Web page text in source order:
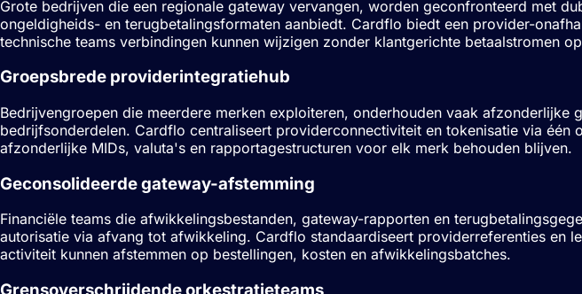
Grote bedrijven die een regionale gateway vervangen, worden geconfronteerd met
ongeldigheids- en terugbetalingsformaten aanbiedt. Cardflo biedt een provider-
technische teams verbindingen kunnen wijzigen zonder klantgerichte betaalstromen
Groepsbrede providerintegratiehub
Bedrijvengroepen die meerdere merken exploiteren, onderhouden vaak
bedrijfsonderdelen. Cardflo centraliseert providerconnectiviteit en tokenisatie via
afzonderlijke MIDs, valuta's en rapportagestructuren voor elk merk behouden blijven.
Geconsolideerde gateway-afstemming
Financiële teams die afwikkelingsbestanden, gateway-rapporten en
autorisatie via afvang tot afwikkeling. Cardflo standaardiseert providerreferenties en
activiteit kunnen afstemmen op bestellingen, kosten en afwikkelingsbatches.